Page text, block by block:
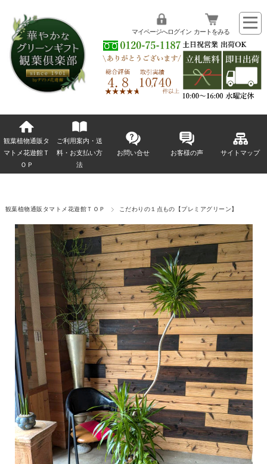
マイページへログイン カートをみる
観葉植物通販タ
マトメ花遊館Ｔ
ＯＰ
ご利用案内・送
料・お支払い方
法
お問い合せ お客様の声 サイトマップ
観葉植物通販タマトメ花遊館ＴＯＰ こだわりの１点もの【プレミアグリーン】